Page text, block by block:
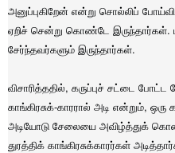
அனுப்புகிறேன் என்று சொல்லிப்
ஏறிச் சென்று கொண்டே இருந்தார்கள்.
சேர்ந்தவர்களும் இருந்தார்கள்.
விசாரித்ததில், கருப்புச் சட்டை
காங்கிரசுக்-காரரால் அடி என்றும்,
அடியோடு சேலையை அவிழ்த்துக்
துரத்திக் காங்கிரசுக்காரர்கள்